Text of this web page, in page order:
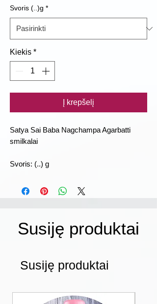
Svoris (..)g *
Kiekis *
Į krepšelį
Satya Sai Baba Nagchampa Agarbatti
smilkalai
Svoris: (..) g
Susiję produktai
Susiję produktai